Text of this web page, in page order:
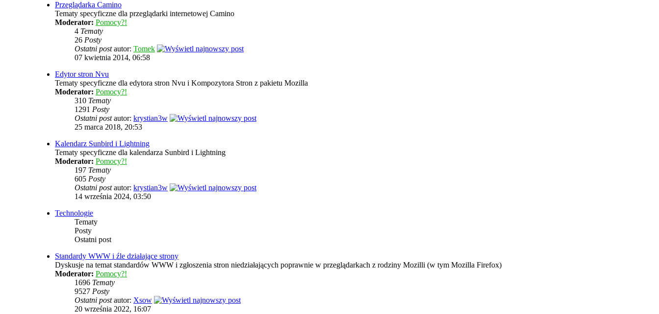
Przeglądarka Camino
Tematy specyficzne dla przeglądarki internetowej Camino
Moderator: Pomocy?!
4 Tematy
26 Posty
Ostatni postautor: Tomek
07 kwietnia 2014, 06:58
Edytor stron Nvu
Tematy specyficzne dla edytora stron Nvu i Kompozytora Stron z pakietu Mozilla
Moderator: Pomocy?!
310 Tematy
1291 Posty
Ostatni postautor: krystian3w
25 marca 2018, 20:53
Kalendarz Sunbird i Lightning
Tematy specyficzne dla kalendarza Sunbird i Lightning
Moderator: Pomocy?!
197 Tematy
605 Posty
Ostatni postautor: krystian3w
14 września 2024, 03:50
Technologie
Tematy
Posty
Ostatni post
Standardy WWW i źle działające strony
Dyskusje na temat standardów WWW i zgłoszenia stron niedziałających poprawnie w przeglądarkach z rodziny Mozilli (w tym Mozilla Firefox)
Moderator: Pomocy?!
1696 Tematy
9527 Posty
Ostatni postautor: Xsow
20 września 2022, 16:07